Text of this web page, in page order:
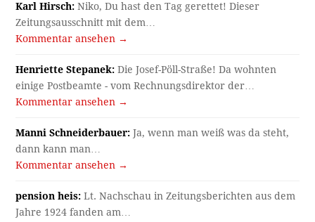
Karl Hirsch: Niko, Du hast den Tag gerettet! Dieser
Zeitungsausschnitt mit dem…
Kommentar ansehen →
Henriette Stepanek: Die Josef-Pöll-Straße! Da wohnten
einige Postbeamte - vom Rechnungsdirektor der…
Kommentar ansehen →
Manni Schneiderbauer: Ja, wenn man weiß was da steht,
dann kann man…
Kommentar ansehen →
pension heis: Lt. Nachschau in Zeitungsberichten aus dem
Jahre 1924 fanden am…